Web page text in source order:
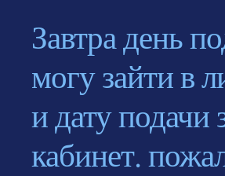
Завтра день
могу зайти в
и дату подачи
кабинет.